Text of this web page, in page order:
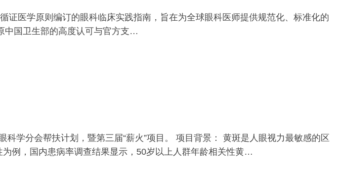
证医学原则编订的眼科临床实践指南，旨在为全球眼科医师提供规范化、标准化的
中国卫生部的高度认可与官方支…
学分会帮扶计划，暨第三届“薪火”项目。 项目背景： 黄斑是人眼视力最敏感的区
例，国内患病率调查结果显示，50岁以上人群年龄相关性黄…